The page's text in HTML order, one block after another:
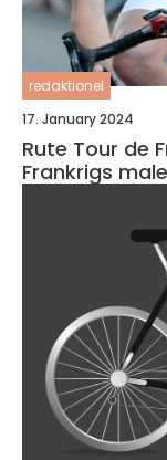
redaktionel
17. January 2024
Rute Tour de
Frankrigs